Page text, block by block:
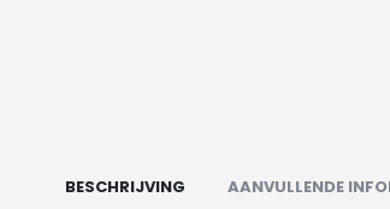
BESCHRIJVING AANVULLENDE